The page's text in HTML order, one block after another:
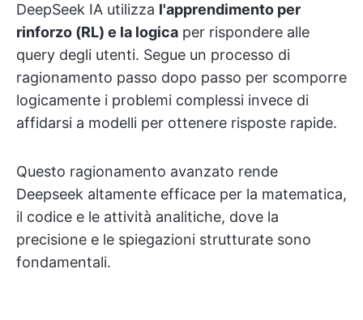
DeepSeek IA utilizza l'apprendimento per
rinforzo (RL) e la logica per rispondere alle
query degli utenti. Segue un processo di
ragionamento passo dopo passo per scomporre
logicamente i problemi complessi invece di
affidarsi a modelli per ottenere risposte rapide.
Questo ragionamento avanzato rende
Deepseek altamente efficace per la matematica,
il codice e le attività analitiche, dove la
precisione e le spiegazioni strutturate sono
fondamentali.